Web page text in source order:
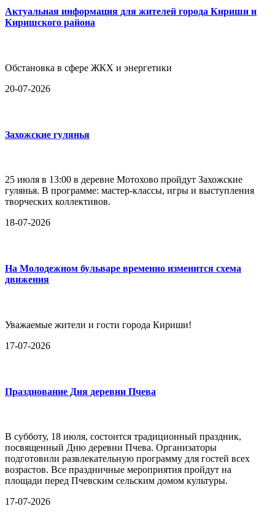
Актуальная информация для жителей города Кириши и
Киришского района
Обстановка в сфере ЖКХ и энергетики
20-07-2026
Захожские гулянья
25 июля в 13:00 в деревне Мотохово пройдут Захожские
гулянья. В программе: мастер-классы, игры и выступления
творческих коллективов.
18-07-2026
На Молодежном бульваре временно изменится схема
движения
Уважаемые жители и гости города Кириши!
17-07-2026
Празднование Дня деревни Пчева
В субботу, 18 июля, состоится традиционный праздник,
посвященный Дню деревни Пчева. Организаторы
подготовили развлекательную программу для гостей всех
возрастов. Все праздничные мероприятия пройдут на
площади перед Пчевским сельским домом культуры.
17-07-2026